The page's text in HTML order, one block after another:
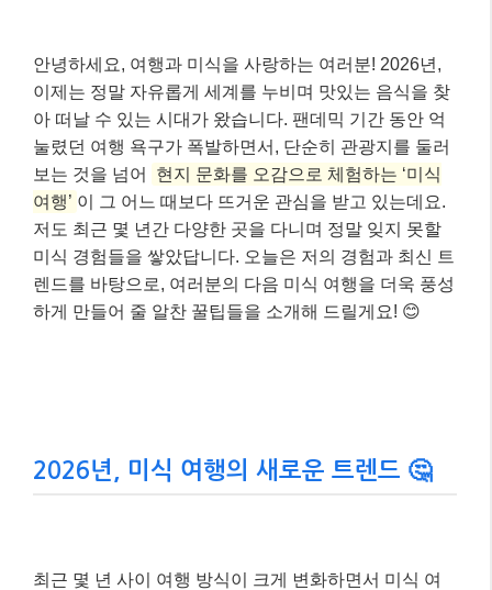
안녕하세요, 여행과 미식을 사랑하는 여러분! 2026년,
이제는 정말 자유롭게 세계를 누비며 맛있는 음식을 찾
아 떠날 수 있는 시대가 왔습니다. 팬데믹 기간 동안 억
눌렸던 여행 욕구가 폭발하면서, 단순히 관광지를 둘러
보는 것을 넘어
현지 문화를 오감으로 체험하는 ‘미식
여행’ 이 그 어느 때보다 뜨거운 관심을 받고 있는데요.
저도 최근 몇 년간 다양한 곳을 다니며 정말 잊지 못할
미식 경험들을 쌓았답니다. 오늘은 저의 경험과 최신 트
렌드를 바탕으로, 여러분의 다음 미식 여행을 더욱 풍성
하게 만들어 줄 알찬 꿀팁들을 소개해 드릴게요! 😊
2026년, 미식 여행의 새로운 트렌드 🤔
최근 몇 년 사이 여행 방식이 크게 변화하면서 미식 여